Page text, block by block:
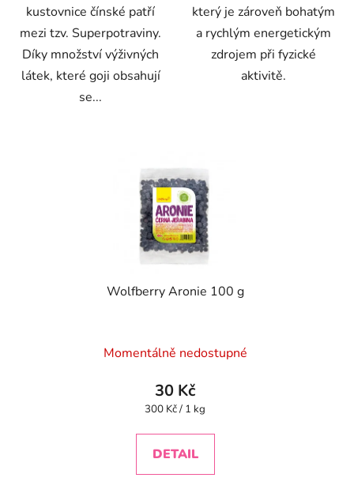
kustovnice čínské patří
mezi tzv. Superpotraviny.
Díky množství výživných
látek, které goji obsahují
se...
který je zároveň bohatým
a rychlým energetickým
zdrojem při fyzické
aktivitě.
Wolfberry Aronie 100 g
Momentálně nedostupné
30 Kč
Měrná
300 Kč / 1 kg
DETAIL